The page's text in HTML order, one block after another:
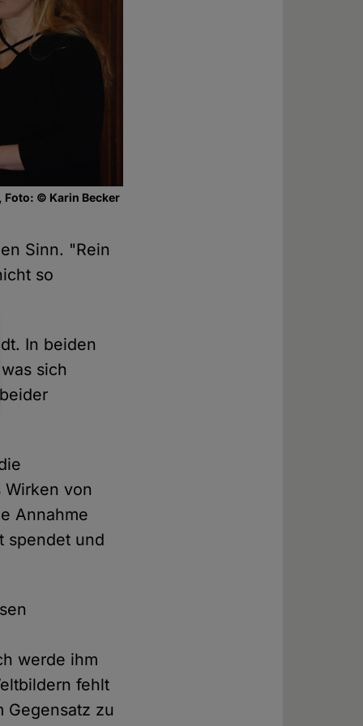
Foto: © Karin Becker
Sinn. "Rein
so
In beiden
sich
von
Annahme
spendet und
werde ihm
fehlt
Gegensatz zu